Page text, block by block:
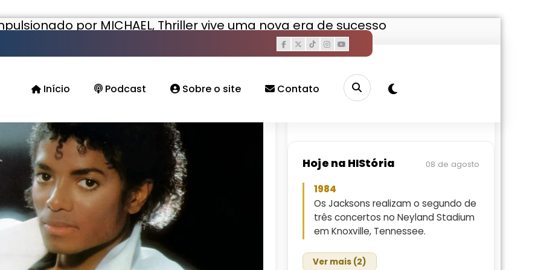
Início
Podcast Sobre o site Contato
por MICHAEL, Thriller vive uma nova era de sucesso
Hoje na HIStória 08 de agosto
1984
Os Jacksons realizam o segundo de
três concertos no Neyland Stadium
em Knoxville, Tennessee.
Ver mais (2)